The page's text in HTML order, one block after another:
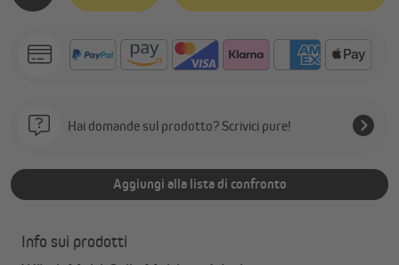
Hai domande sul prodotto? Scrivici pure!
Aggiungi alla lista di confronto
Info sui prodotti